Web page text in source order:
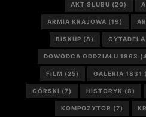
AKT ŚLUBU (20)
ARMIA KRAJOWA (19)
BISKUP (8)
DOWÓDCA ODDZIAŁU 1863
FILM (25) GALERIA 1831
GÓRSKI (7) HISTORYK (8)
KOMPOZYTOR (7)